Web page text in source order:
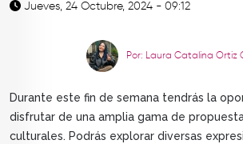
Jueves, 24 Octubre, 2024 - 09:12
Por: Laura Catalina Ortiz
Durante este fin de semana tendrás la
disfrutar de una amplia gama de
culturales. Podrás explorar diversas